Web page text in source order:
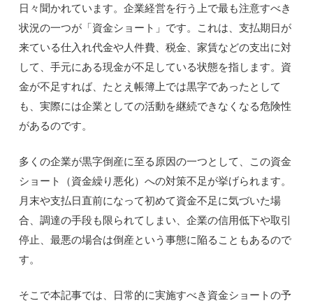
日々聞かれています。企業経営を行う上で最も注意すべき
状況の一つが「資金ショート」です。これは、支払期日が
来ている仕入れ代金や人件費、税金、家賃などの支出に対
して、手元にある現金が不足している状態を指します。資
金が不足すれば、たとえ帳簿上では黒字であったとして
も、実際には企業としての活動を継続できなくなる危険性
があるのです。
多くの企業が黒字倒産に至る原因の一つとして、この資金
ショート（資金繰り悪化）への対策不足が挙げられます。
月末や支払日直前になって初めて資金不足に気づいた場
合、調達の手段も限られてしまい、企業の信用低下や取引
停止、最悪の場合は倒産という事態に陥ることもあるので
す。
そこで本記事では、日常的に実施すべき資金ショートの予